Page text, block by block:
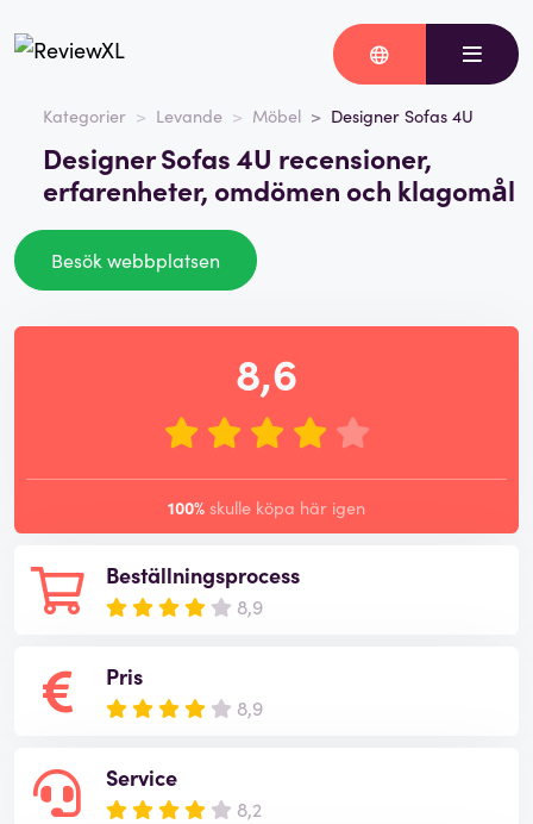
Kategorier Levande Möbel Designer Sofas 4U
Designer Sofas 4U recensioner,
erfarenheter, omdömen och klagomål
Besök webbplatsen
Beställningsprocess
8,9
Pris
8,9
Service
8,2
8,6
100% skulle köpa här igen